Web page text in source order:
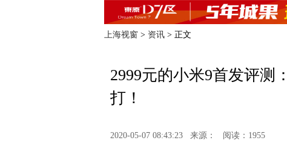
上海视窗 > 资讯 > 正文
2999元的小米9首发评测
打！
2020-05-07 08:43:23 来源： 阅读：1955